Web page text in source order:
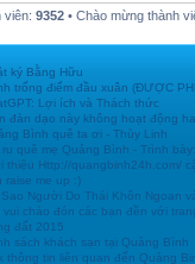
viên: 9352 • Chào mừng thành
ký Bằng Hữu
trống điểm đầu xuân (ĐƯỢC
Lợi ích và Thách thức
đàn dạo này không hoạt động
Bình quê ta ơi - Thùy Linh
quê mẹ Quảng Bình - Trình
thiệu Http://quangbinh24h.com/
raise me up :)
Sao Người Do Thái Khôn Ngoan
vui chào đón các bạn đền với
đất 2015
sách khách sạn tại Quảng Bình
thông tin liên quan đến Quảng